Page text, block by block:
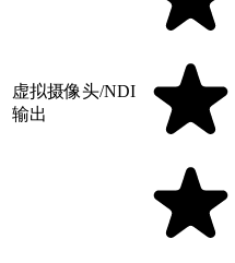
虚拟摄像头/NDI
输出